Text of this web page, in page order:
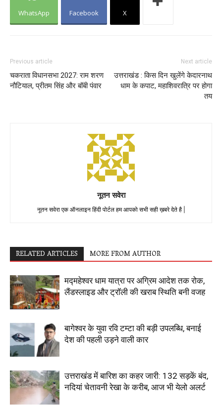
WhatsApp Facebook X
Previous article
चकराता विधानसभा 2027: राम शरण
नौटियाल, प्रीतम सिंह और बॉबी पंवार
Next article
उत्तराखंड : किस दिन खुलेंगे केदारनाथ
धाम के कपाट, महाशिवरात्रि पर होगा
तय
नूतन सवेरा
नूतन सवेरा एक ऑनलाइन हिंदी पोर्टल हम आपको सभी सही ख़बरे देते है |
RELATED ARTICLES MORE FROM AUTHOR
मद्महेश्वर धाम यात्रा पर अग्रिम आदेश तक रोक,
लैंडस्लाइड और ट्रॉली की खराब स्थिति बनी वजह
बागेश्वर के युवा रवि टम्टा की बड़ी उपलब्धि, बनाई
देश की पहली उड़ने वाली कार
उत्तराखंड में बारिश का कहर जारी: 132 सड़कें बंद,
नदियां चेतावनी रेखा के करीब, आज भी येलो अलर्ट